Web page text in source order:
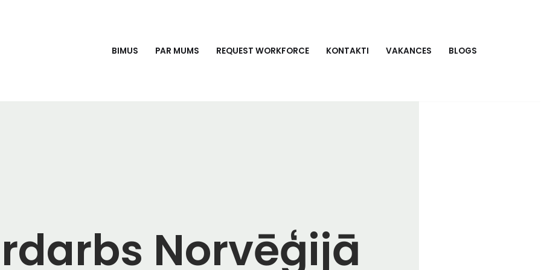
BIMUS PAR MUMS REQUEST WORKFORCE KONTAKTI VAKANCES BLOGS
Norvēģijā